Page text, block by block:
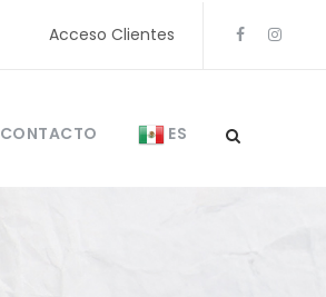
Acceso Clientes
CONTACTO ES